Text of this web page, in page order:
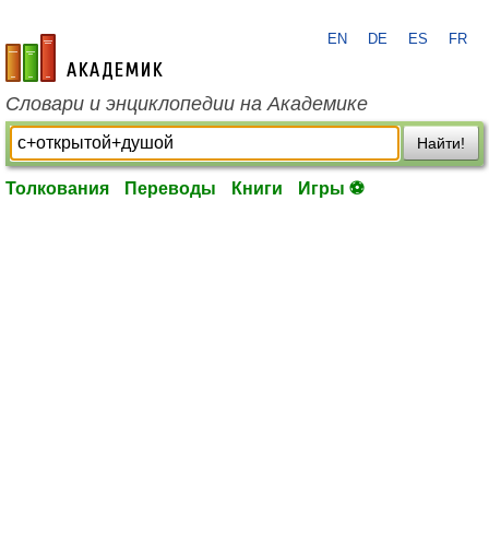
academic.ru
EN DE ES FR
Словари и энциклопедии на Академике
Найти!
Толкования Переводы Книги Игры ⚽